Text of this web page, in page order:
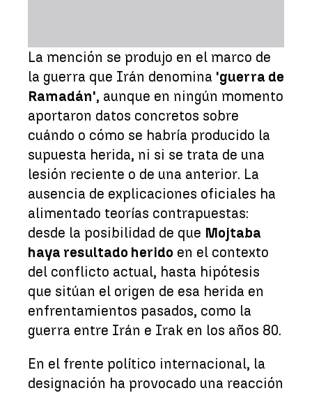
La mención se produjo en el marco de
la guerra que Irán denomina 'guerra de
Ramadán', aunque en ningún momento
aportaron datos concretos sobre
cuándo o cómo se habría producido la
supuesta herida, ni si se trata de una
lesión reciente o de una anterior. La
ausencia de explicaciones oficiales ha
alimentado teorías contrapuestas:
desde la posibilidad de que Mojtaba
haya resultado herido en el contexto
del conflicto actual, hasta hipótesis
que sitúan el origen de esa herida en
enfrentamientos pasados, como la
guerra entre Irán e Irak en los años 80.
En el frente político internacional, la
designación ha provocado una reacción